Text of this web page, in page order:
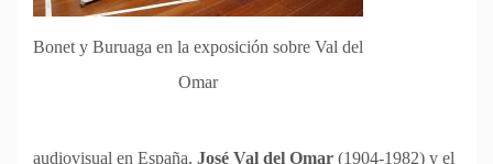
Bonet y Buruaga en la exposición sobre Val del
Omar
audiovisual en España, José Val del Omar (1904-1982) y el